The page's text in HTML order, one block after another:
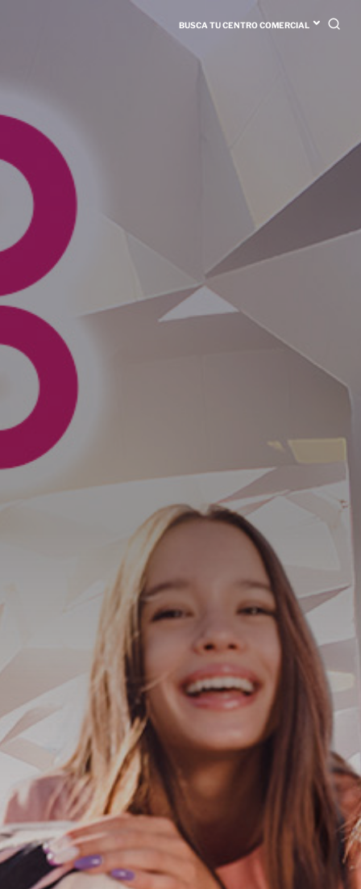
BUSCA TU CENTRO COMERCIAL